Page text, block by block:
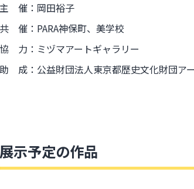
主 催：岡田裕子
共 催：PARA神保町、美学校
協 力：ミヅマアートギャラリー
助 成：公益財団法人東京都歴史文化財団ア
展示予定の作品